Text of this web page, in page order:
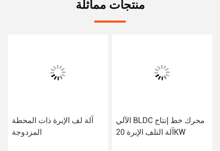
منتجات مماثلة
آلة لف الإبرة ذات المحطة
المزدوجة
الآلي BLDC محرك خط إنتاج
آلة التلف الإبرة 20KW